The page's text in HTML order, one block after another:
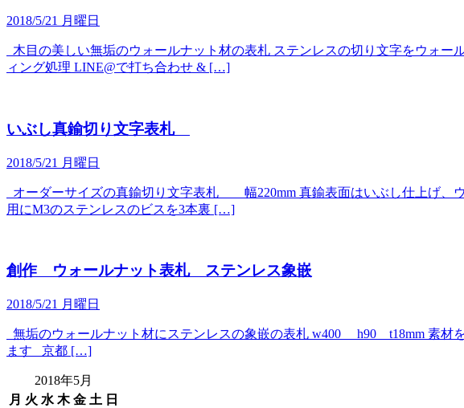
2018/5/21 月曜日
木目の美しい無垢のウォールナット材の表札 ステンレスの切り文字をウォ
ィング処理 LINE@で打ち合わせ & […]
いぶし真鍮切り文字表札
2018/5/21 月曜日
オーダーサイズの真鍮切り文字表札 幅220mm 真鍮表面はいぶし仕上げ、
用にM3のステンレスのビスを3本裏 […]
創作 ウォールナット表札 ステンレス象嵌
2018/5/21 月曜日
無垢のウォールナット材にステンレスの象嵌の表札 w400 h90 t18mm 素材
ます 京都 […]
2018年5月
月 火 水 木 金 土 日